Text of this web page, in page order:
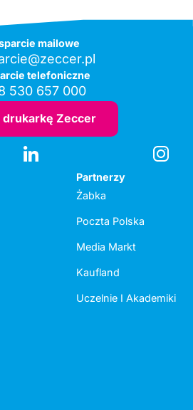
mailowe
telefoniczne
530 657 000
drukarkę Zeccer
Partnerzy
Żabka
Poczta Polska
Media Markt
Kaufland
Uczelnie I Akademiki